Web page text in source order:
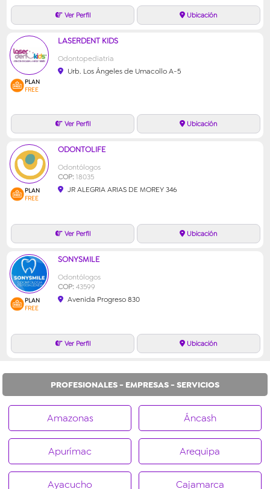
PLAN
FREE
LASERDENT KIDS
Odontopediatria
Urb. Los Ángeles de Umacollo A-5
PLAN
FREE
ODONTOLIFE
Odontólogos
COP:18035
JR ALEGRIA ARIAS DE MOREY 346
PLAN
FREE
SONYSMILE
Odontólogos
COP:43599
Avenida Progreso 830
PROFESIONALES - EMPRESAS - SERVICIOS
Amazonas Áncash
Apurímac Arequipa
Ayacucho Cajamarca